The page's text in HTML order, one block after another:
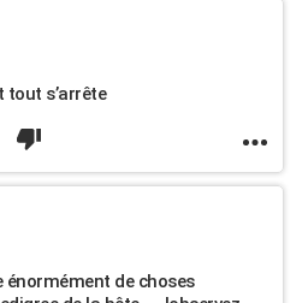
tout s’arrête
énormément de choses